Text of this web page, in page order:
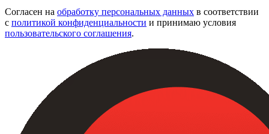
Согласен на обработку персональных данных в соответствии
с политикой конфиденциальности и принимаю условия
пользовательского соглашения.